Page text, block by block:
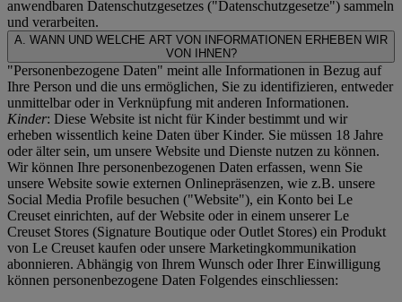
anwendbaren Datenschutzgesetzes ("Datenschutzgesetze") sammeln
und verarbeiten.
A. WANN UND WELCHE ART VON INFORMATIONEN ERHEBEN WIR
VON IHNEN?
"Personenbezogene Daten" meint alle Informationen in Bezug auf
Ihre Person und die uns ermöglichen, Sie zu identifizieren, entweder
unmittelbar oder in Verknüpfung mit anderen Informationen.
Kinder: Diese Website ist nicht für Kinder bestimmt und wir
erheben wissentlich keine Daten über Kinder. Sie müssen 18 Jahre
oder älter sein, um unsere Website und Dienste nutzen zu können.
Wir können Ihre personenbezogenen Daten erfassen, wenn Sie
unsere Website sowie externen Onlinepräsenzen, wie z.B. unsere
Social Media Profile besuchen ("Website"), ein Konto bei Le
Creuset einrichten, auf der Website oder in einem unserer Le
Creuset Stores (Signature Boutique oder Outlet Stores) ein Produkt
von Le Creuset kaufen oder unsere Marketingkommunikation
abonnieren. Abhängig von Ihrem Wunsch oder Ihrer Einwilligung
können personenbezogene Daten Folgendes einschliessen: